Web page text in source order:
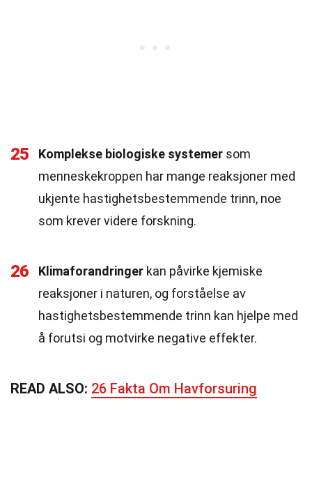
25 Komplekse biologiske systemer som
menneskekroppen har mange reaksjoner med
ukjente hastighetsbestemmende trinn, noe
som krever videre forskning.
26 Klimaforandringer kan påvirke kjemiske
reaksjoner i naturen, og forståelse av
hastighetsbestemmende trinn kan hjelpe med
å forutsi og motvirke negative effekter.
READ ALSO: 26 Fakta Om Havforsuring